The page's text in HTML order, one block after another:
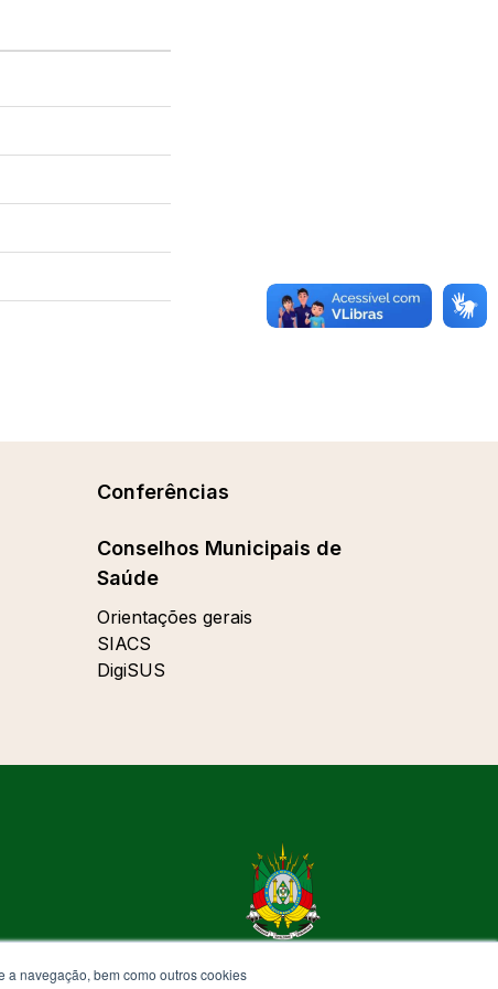
Conferências
Conselhos Municipais de
Saúde
Orientações gerais
SIACS
DigiSUS
navegação, bem como outros cookies